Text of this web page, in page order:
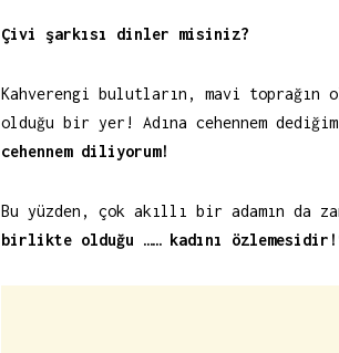
Çivi şarkısı dinler misiniz?
Kahverengi bulutların, mavi toprağın
olduğu bir yer! Adına cehennem
cehennem diliyorum!
Bu yüzden, çok akıllı bir adamın da
birlikte olduğu …… kadını özlemesidir!